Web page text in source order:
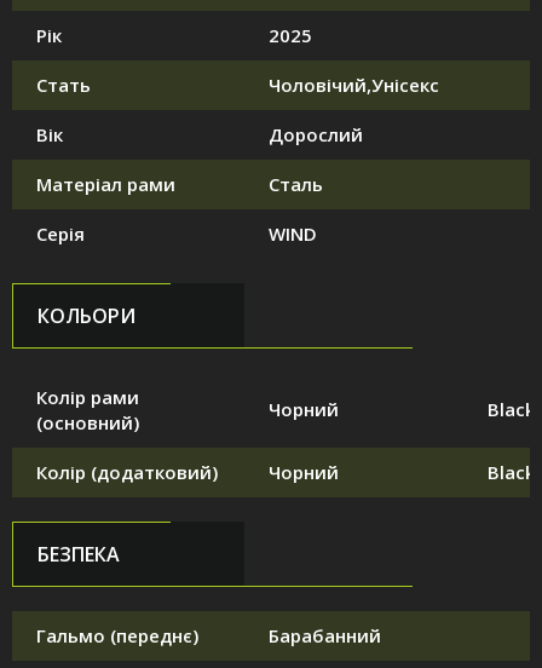
Рік 2025
Стать Чоловічий,Унісекс
Вік Дорослий
Матеріал рами Сталь
Серія WIND
КОЛЬОРИ
Колір рами
(основний)
Чорний Black
Колір (додатковий) Чорний Black
БЕЗПЕКА
Гальмо (переднє) Барабанний